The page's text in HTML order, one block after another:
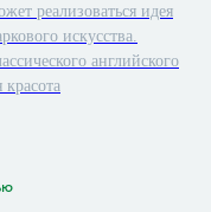
реализоваться идея
искусства.
английского